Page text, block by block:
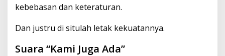
kebebasan dan keteraturan.
Dan justru di situlah letak kekuatannya.
Suara “Kami Juga Ada”